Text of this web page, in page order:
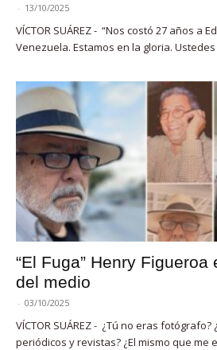
- 13/10/2025
VÍCTOR SUÁREZ - “Nos costó 27 años a
Venezuela. Estamos en la gloria.
“El Fuga” Henry
del medio
- 03/10/2025
VÍCTOR SUÁREZ - ¿Tú no eras
periódicos y revistas? ¿El mismo que me